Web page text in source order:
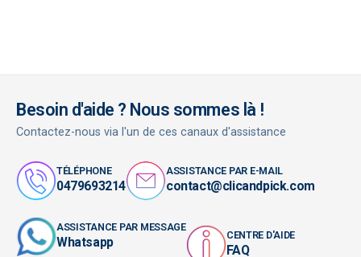
Besoin d'aide ? Nous sommes là !
Contactez-nous via l'un de ces canaux d'assistance
TÉLÉPHONE
0479693214
ASSISTANCE PAR E-MAIL
contact@clicandpick.com
ASSISTANCE PAR MESSAGE
Whatsapp CENTRE D'AIDE
FAQ